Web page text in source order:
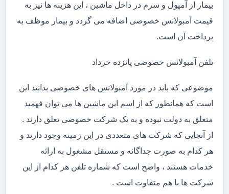
بیمار از آمپول و سرم در داخل ماشین ، این هزینه ها نیز به
قیمت آمبولانس خصوصی اضافه می گردد و بیمار موظف به
پرداخت آن است.
تلفن آمبولانس خصوصی پانزده خرداد
موضوعی که باید در مورد آمبولانس های خصوصی بدانید این
است که همانطور که از اسم این ماشین ها می توان فهمید
متعلق به دولت نبوده و به یک شرکت خصوصی تعلق دارند .
از آنجایی که شرکت های متعددی در این زمینه وجود دارند و
هر کدام به صورت جداگانه و مستقل مشغول به ارائه
خدمات هستند ، واضح است که شماره تلفن هر کدام از این
شرکت ها با هم متفاوت است .